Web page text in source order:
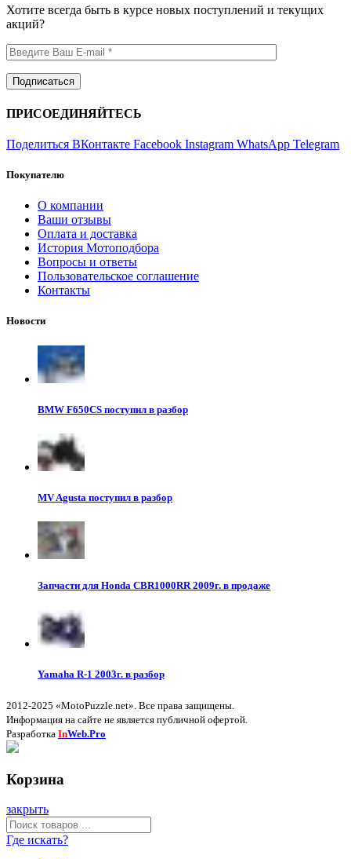
Хотите всегда быть в курсе новых поступлений и текущих
акций?
ПРИСОЕДИНЯЙТЕСЬ
Поделиться ВКонтакте Facebook Instagram WhatsApp Telegram
Покупателю
О компании
Ваши отзывы
Оплата и доставка
История Мотоподбора
Вопросы и ответы
Пользовательское соглашение
Контакты
Новости
BMW F650CS поступил в разбор
MV Agusta поступил в разбор
Запчасти для Honda CBR1000RR 2009г. в продаже
Yamaha R-1 2003г. в разбор
2012-2025 «MotoPuzzle.net». Все права защищены.
Информация на сайте не является публичной офертой.
Разработка InWeb.Pro
Корзина
закрыть
Где искать?